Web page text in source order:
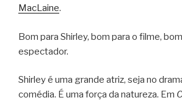
MacLaine.
Bom para Shirley, bom para o filme,
espectador.
Shirley é uma grande atriz, seja no
comédia. É uma força da natureza. Em